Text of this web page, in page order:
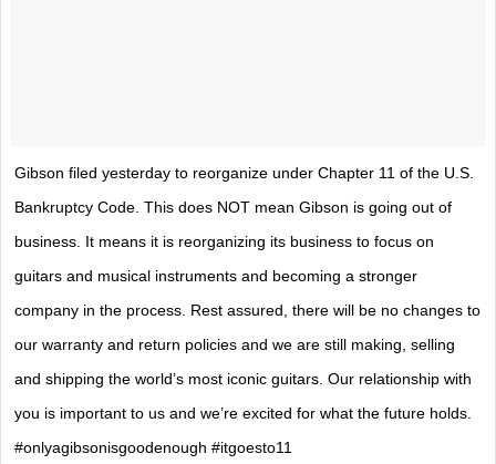
Gibson filed yesterday to reorganize under Chapter 11 of the U.S.
Bankruptcy Code. This does NOT mean Gibson is going out of
business. It means it is reorganizing its business to focus on
guitars and musical instruments and becoming a stronger
company in the process. Rest assured, there will be no changes to
our warranty and return policies and we are still making, selling
and shipping the world’s most iconic guitars. Our relationship with
you is important to us and we’re excited for what the future holds.
#onlyagibsonisgoodenough #itgoesto11